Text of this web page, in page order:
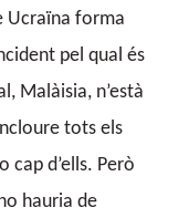
Ucraïna forma
pel qual és
Malàisia, n’està
tots els
cap d’ells. Però
hauria de